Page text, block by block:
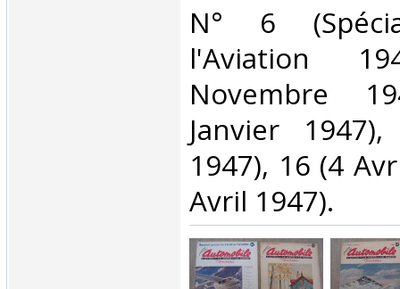
‎N° 6
l'Aviation
Novembre
Janvier
1947), 16 (4
Avril 1947).‎